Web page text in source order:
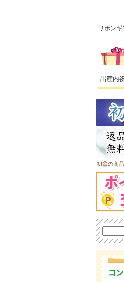
リボン
初盆の商